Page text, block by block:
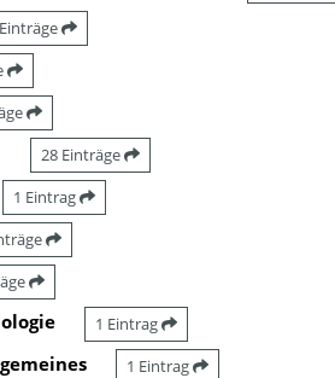
28 Einträge
1 Eintrag
1 Eintrag
1 Eintrag